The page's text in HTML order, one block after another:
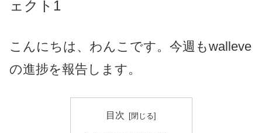
ェクト1
こんにちは、わんこです。今週もwalleve
の進捗を報告します。
目次